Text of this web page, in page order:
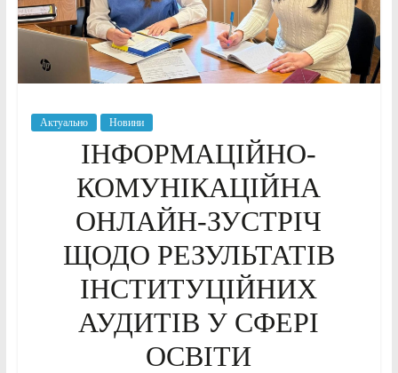
Актуально Новини
ІНФОРМАЦІЙНО-
КОМУНІКАЦІЙНА
ОНЛАЙН-ЗУСТРІЧ
ЩОДО РЕЗУЛЬТАТІВ
ІНСТИТУЦІЙНИХ
АУДИТІВ У СФЕРІ
ОСВІТИ